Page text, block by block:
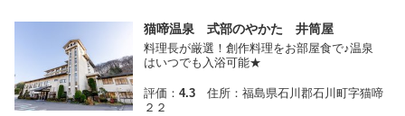
猫啼温泉 式部のやかた 井筒屋
料理長が厳選！創作料理をお部屋食で♪温泉
はいつでも入浴可能★
評価：4.3 住所：福島県石川郡石川町字猫啼
２２